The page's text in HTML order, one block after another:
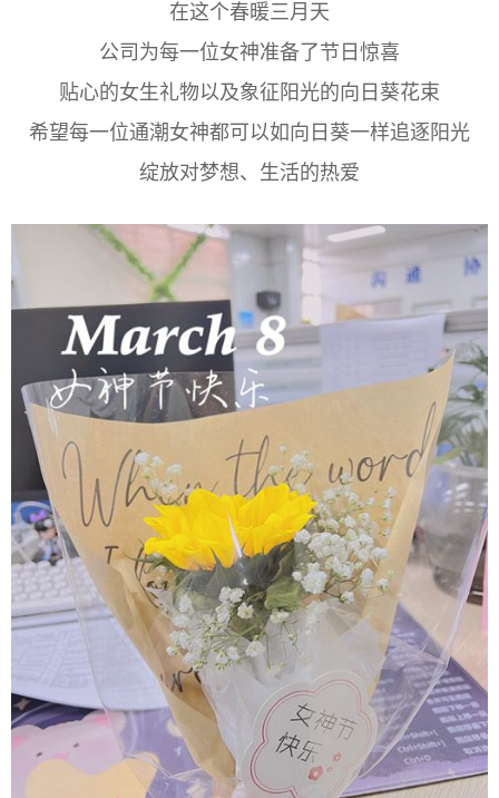
在这个春暖三月天
公司为每一位女神准备了节日惊喜
贴心的女生礼物以及象征阳光的向日葵花束
希望每一位通潮女神都可以如向日葵一样追逐阳光
绽放对梦想、生活的热爱